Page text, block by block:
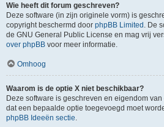
Wie heeft dit forum geschreven?
Deze software (in zijn originele vorm) is
copyright beschermd door phpBB Limited. De
de GNU General Public License en mag vrij
over phpBB voor meer informatie.
Omhoog
Waarom is de optie X niet beschikbaar?
Deze software is geschreven en eigendom
dat een bepaalde optie toegevoegd moet
phpBB Ideeën sectie.